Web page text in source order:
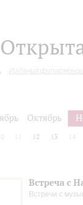
Издания
Октябрь
10 12 13 14
Встреча с
Встречи с